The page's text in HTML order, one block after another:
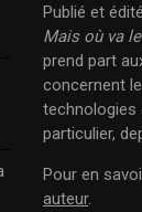
Publié et
Mais où va
prend part
concernent
technologies
particulier,
Pour en
auteur.